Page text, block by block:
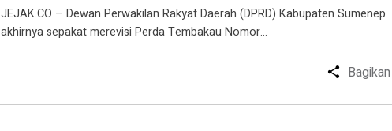
JEJAK.CO – Dewan Perwakilan Rakyat Daerah (DPRD) Kabupaten Sumenep
akhirnya sepakat merevisi Perda Tembakau Nomor…
Bagikan